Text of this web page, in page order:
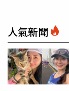
人氣新聞